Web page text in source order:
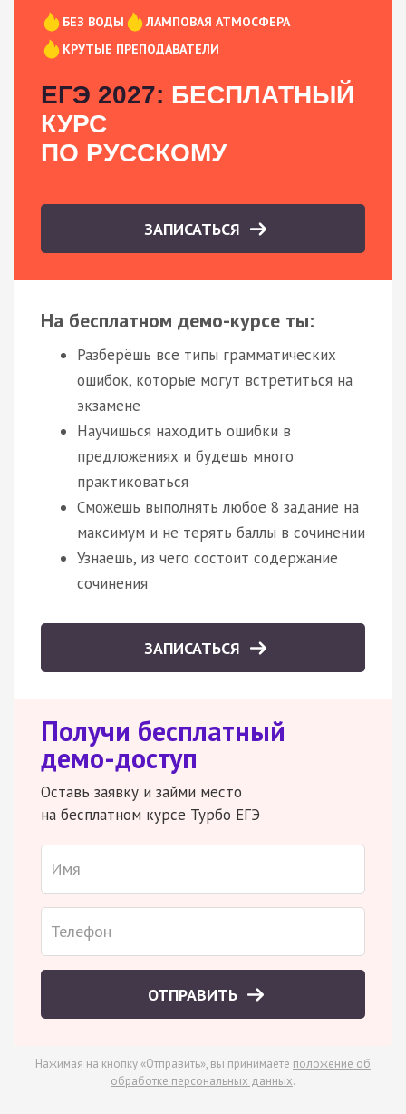
БЕЗ ВОДЫ
ЛАМПОВАЯ АТМОСФЕРА
КРУТЫЕ ПРЕПОДАВАТЕЛИ
ЕГЭ 2027: БЕСПЛАТНЫЙ
КУРС
ПО РУССКОМУ
ЗАПИСАТЬСЯ
На бесплатном демо-курсе ты:
Разберёшь все типы грамматических
ошибок, которые могут встретиться на
экзамене
Научишься находить ошибки в
предложениях и будешь много
практиковаться
Сможешь выполнять любое 8 задание на
максимум и не терять баллы в сочинении
Узнаешь, из чего состоит содержание
сочинения
ЗАПИСАТЬСЯ
Получи бесплатный
демо-доступ
Оставь заявку и займи место
на бесплатном курсе Турбо ЕГЭ
ОТПРАВИТЬ
Нажимая на кнопку «Отправить», вы принимаете положение об
обработке персональных данных.